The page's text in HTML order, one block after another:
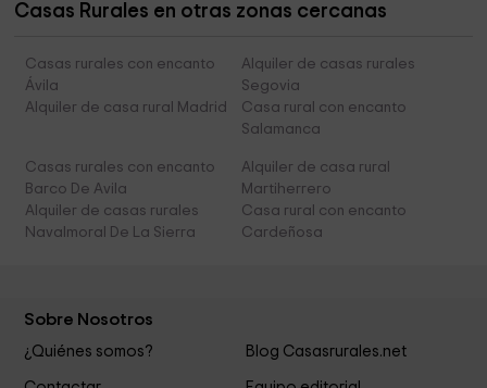
Casas Rurales en otras zonas cercanas
Casas rurales con encanto
Ávila
Alquiler de casas rurales
Segovia
Alquiler de casa rural Madrid
Casa rural con encanto
Salamanca
Casas rurales con encanto
Barco De Avila
Alquiler de casa rural
Martiherrero
Alquiler de casas rurales
Navalmoral De La Sierra
Casa rural con encanto
Cardeñosa
Sobre Nosotros
¿Quiénes somos? Blog Casasrurales.net